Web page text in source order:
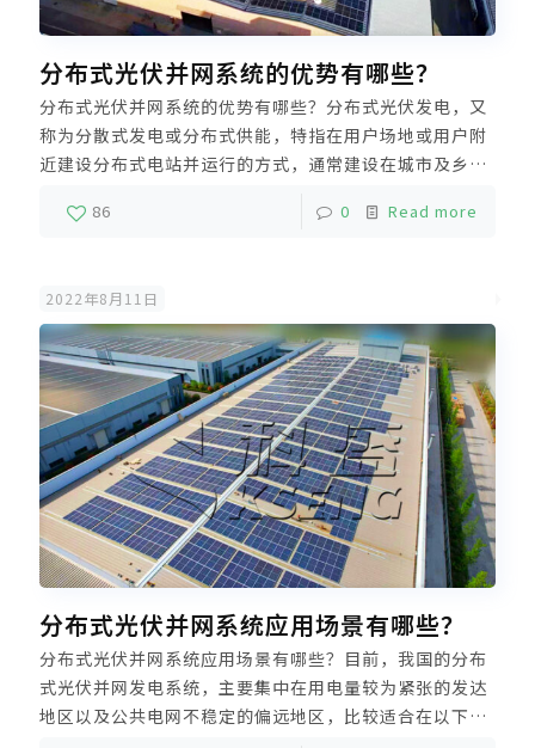
分布式光伏并网系统的优势有哪些？
分布式光伏并网系统的优势有哪些？分布式光伏发电，又
称为分散式发电或分布式供能，特指在用户场地或用户附
近建设分布式电站并运行的方式，通常建设在城市及乡镇
建筑屋顶上，以工商业厂房为主。分布式光伏充分利用当
地太阳能资源，替代传统化石能源发电，实现节能减排、
86 0 Read more
2022年8月11日
分布式光伏并网系统应用场景有哪些？
分布式光伏并网系统应用场景有哪些？目前，我国的分布
式光伏并网发电系统，主要集中在用电量较为紧张的发达
地区以及公共电网不稳定的偏远地区，比较适合在以下行